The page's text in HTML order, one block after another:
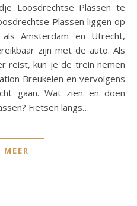
Loosdrechtse Plassen te
Plassen liggen op
Amsterdam en Utrecht,
zijn met de auto. Als
reist, kun je de trein nemen
Breukelen en vervolgens
gaan. Wat zien en doen
Fietsen langs…
MEER